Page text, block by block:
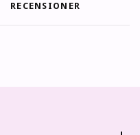
RECENSIONER